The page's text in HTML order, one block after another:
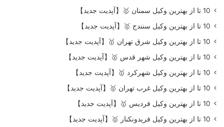
10 تا از بهترین وکیل سمنان 🥇【آپدیت جدید】
10 تا از بهترین وکیل سنندج 🥇【آپدیت جدید】
10 تا از بهترین وکیل شرق تهران 🥇【آپدیت جدید】
10 تا از بهترین وکیل شهر قدس 🥇【آپدیت جدید】
10 تا از بهترین وکیل شهرکرد 🥇【آپدیت جدید】
10 تا از بهترین وکیل غرب تهران 🥇【آپدیت جدید】
10 تا از بهترین وکیل فردیس 🥇【آپدیت جدید】
10 تا از بهترین وکیل فریدونکنار 🥇【آپدیت جدید】